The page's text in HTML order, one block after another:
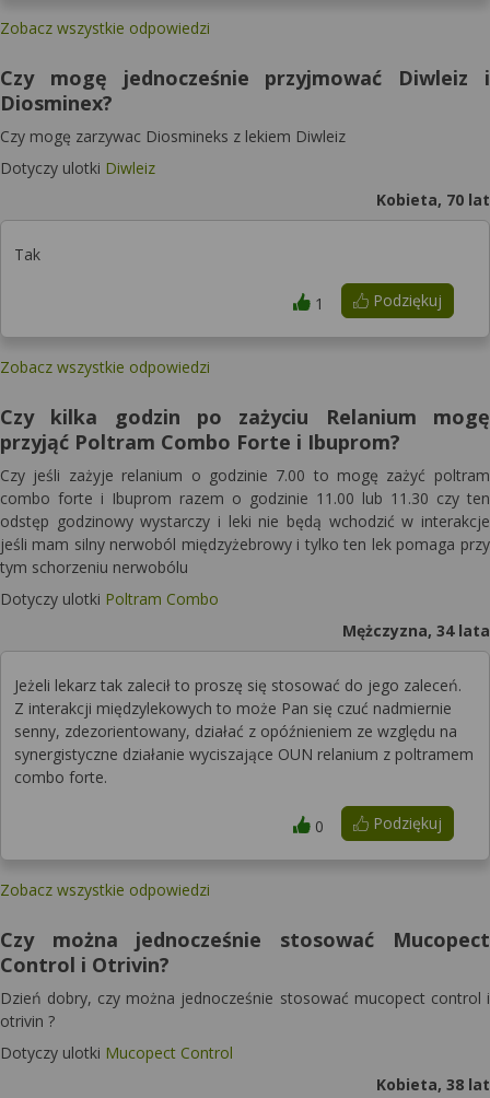
Zobacz wszystkie odpowiedzi
Czy mogę jednocześnie przyjmować Diwleiz i
Diosminex?
Czy mogę zarzywac Diosmineks z lekiem Diwleiz
Dotyczy ulotki Diwleiz
Kobieta, 70 lat
Tak
Podziękuj
1
Zobacz wszystkie odpowiedzi
Czy kilka godzin po zażyciu Relanium mogę
przyjąć Poltram Combo Forte i Ibuprom?
Czy jeśli zażyje relanium o godzinie 7.00 to mogę zażyć poltram
combo forte i Ibuprom razem o godzinie 11.00 lub 11.30 czy ten
odstęp godzinowy wystarczy i leki nie będą wchodzić w interakcje
jeśli mam silny nerwoból międzyżebrowy i tylko ten lek pomaga przy
tym schorzeniu nerwobólu
Dotyczy ulotki Poltram Combo
Mężczyzna, 34 lata
Jeżeli lekarz tak zalecił to proszę się stosować do jego zaleceń.
Z interakcji międzylekowych to może Pan się czuć nadmiernie
senny, zdezorientowany, działać z opóźnieniem ze względu na
synergistyczne działanie wyciszające OUN relanium z poltramem
combo forte.
Podziękuj
0
Zobacz wszystkie odpowiedzi
Czy można jednocześnie stosować Mucopect
Control i Otrivin?
Dzień dobry, czy można jednocześnie stosować mucopect control i
otrivin ?
Dotyczy ulotki Mucopect Control
Kobieta, 38 lat